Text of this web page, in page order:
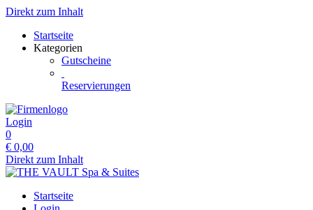
Direkt zum Inhalt
Startseite
Kategorien
Gutscheine
Reservierungen
Login
0
€ 0,00
Direkt zum Inhalt
Startseite